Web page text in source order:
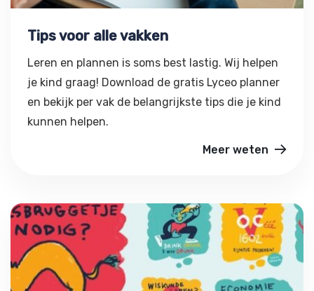
Tips voor alle vakken
Leren en plannen is soms best lastig. Wij helpen
je kind graag! Download de gratis Lyceo planner
en bekijk per vak de belangrijkste tips die je kind
kunnen helpen.
Meer weten
Ezelsbruggetje nodig?